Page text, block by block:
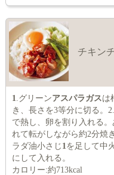
チキン
1 .グリーンアスパラガスは
き、長さを3等分に切る。
で熱し、卵を割り入れる
れて転がしながら約2分焼
ラダ油小さじ 1 を足して中
にして入れる。
カロリー:約713kcal